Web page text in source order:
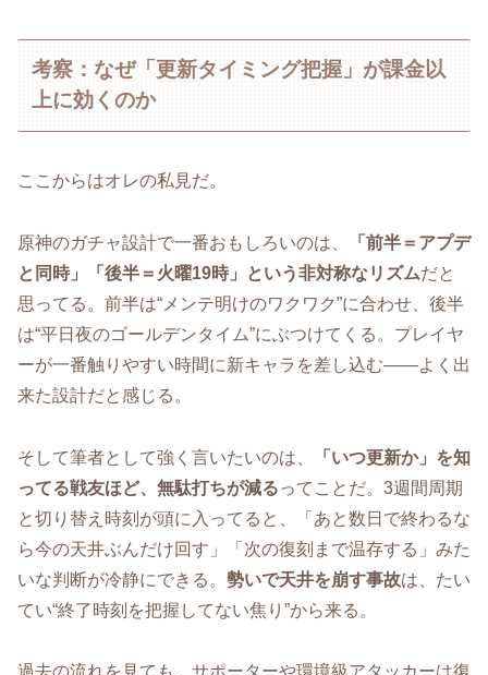
考察：なぜ「更新タイミング把握」が課金以
上に効くのか
ここからはオレの私見だ。
原神のガチャ設計で一番おもしろいのは、
「前半＝アプデ
と同時」「後半＝火曜19時」という非対称なリズムだと
思ってる。前半は“メンテ明けのワクワク”に合わせ、後半
は“平日夜のゴールデンタイム”にぶつけてくる。プレイヤ
ーが一番触りやすい時間に新キャラを差し込む――よく出
来た設計だと感じる。
そして筆者として強く言いたいのは、
「いつ更新か」を知
ってる戦友ほど、無駄打ちが減るってことだ。3週間周期
と切り替え時刻が頭に入ってると、「あと数日で終わるな
ら今の天井ぶんだけ回す」「次の復刻まで温存する」みた
いな判断が冷静にできる。 勢いで天井を崩す事故は、たい
てい“終了時刻を把握してない焦り”から来る。